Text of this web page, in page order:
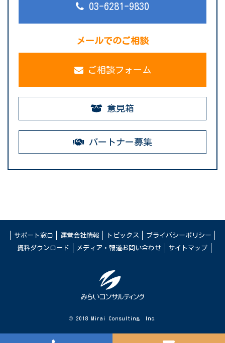
03-6281-9830
メールでのご相談
ご相談フォーム
意見箱
パートナー募集
サポート窓口 運営会社情報 トピックス
プライバシーポリシー
資料ダウンロード
メディア・報道お問い合わせ サイトマップ
© 2018 Mirai Consulting, Inc.